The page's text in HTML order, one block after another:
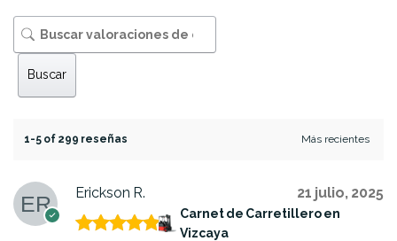
Buscar
1-5 of 299 reseñas
Erickson R. 21 julio, 2025
Carnet de Carretillero en
Vizcaya